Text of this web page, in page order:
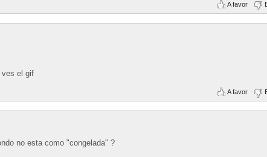
A favor
ves el gif
A favor
no esta como "congelada" ?